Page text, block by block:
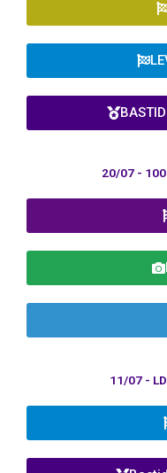
20/07 - 100
11/07 -